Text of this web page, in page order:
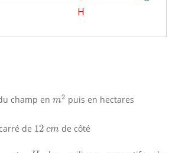
champ en m2
m2 puis en hectares
de 12 cm
12 cm de côté